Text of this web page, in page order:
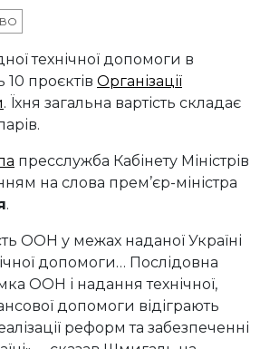
технічної допомоги в
10 проєктів Організації
. Їхня загальна вартість складає
пресслужба Кабінету Міністрів
на слова прем’єр-міністра
.
ООН у межах наданої Україні
допомоги… Послідовна
ООН і надання технічної,
допомоги відіграють
реформ та забезпеченні